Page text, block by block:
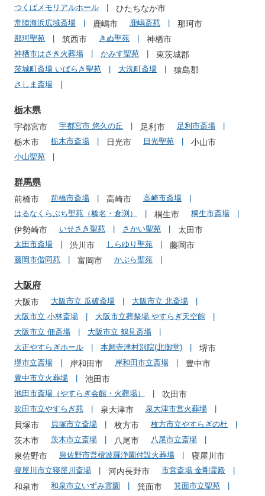
つくばメモリアルホール ひたちなか市
常陸海浜広域斎場 鹿嶋市 鹿嶋斎苑 那珂市
那珂聖苑 筑西市 きぬ聖苑 神栖市
神栖市はさき火葬場 かみす聖苑 東茨城郡
茨城町斎場 いばらき聖苑 大洗町斎場 猿島郡
さしま斎場
栃木県
宇都宮市 宇都宮市 悠久の丘 足利市 足利市斎場
栃木市 栃木市斎場 日光市 日光聖苑 小山市
小山聖苑
群馬県
前橋市 前橋市斎場 高崎市
高崎市斎場
はるなくらぶち聖苑（榛名・倉渕）
桐生市 桐生市斎場
伊勢崎市 いせさき聖苑 さかい聖苑 太田市
太田市斎場 渋川市 しらゆり聖苑 藤岡市
藤岡市偕同苑 富岡市 かぶら聖苑
大阪府
大阪市 大阪市立 瓜破斎場
大阪市立 北斎場
大阪市立 小林斎場
大阪市立葬祭場 やすらぎ天空館
大阪市立 佃斎場
大阪市立 鶴見斎場
大正やすらぎホール
本願寺津村別院(北御堂) 堺市
堺市立斎場 岸和田市 岸和田市立斎場 豊中市
豊中市立火葬場 池田市
池田市斎場（やすらぎ会館・火葬場） 吹田市
吹田市立やすらぎ苑 泉大津市 泉大津市営火葬場
貝塚市 貝塚市立斎場 枚方市 枚方市立やすらぎの杜
茨木市 茨木市立斎場 八尾市 八尾市立斎場
泉佐野市 泉佐野市営檀波羅浄園付設火葬場 寝屋川市
寝屋川市立寝屋川斎場 河内長野市 市営斎場 金剛霊殿
和泉市 和泉市立いずみ霊園 箕面市 箕面市立聖苑